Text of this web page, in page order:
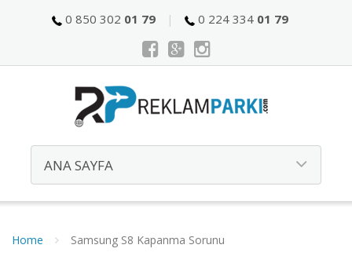
0 850 302 01 79 0 224 334 01 79
Home Samsung S8 Kapanma Sorunu